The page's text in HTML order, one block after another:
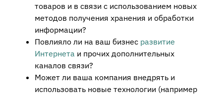
товаров и в связи с использованием новых
методов получения хранения и обработки
информации?
Повлияло ли на ваш бизнес развитие
Интернета и прочих дополнительных
каналов связи?
Может ли ваша компания внедрять и
использовать новые технологии (например